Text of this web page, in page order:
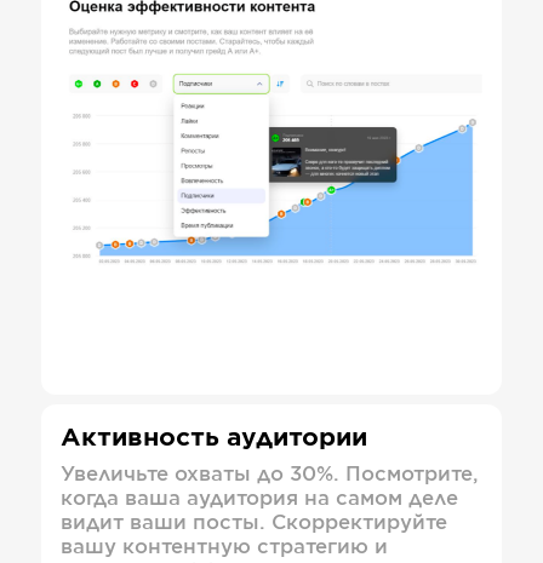
Активность аудитории
Увеличьте охваты до 30%. Посмотрите,
когда ваша аудитория на самом деле
видит ваши посты. Скорректируйте
вашу контентную стратегию и